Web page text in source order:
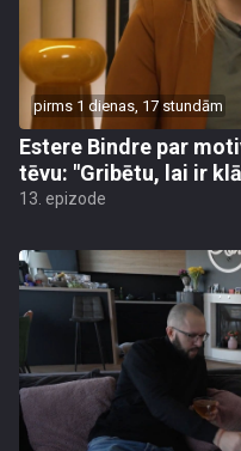
pirms 1 dienas, 17 stundām
Estere Bindre par
tēvu: "Gribētu, lai ir
13. epizode